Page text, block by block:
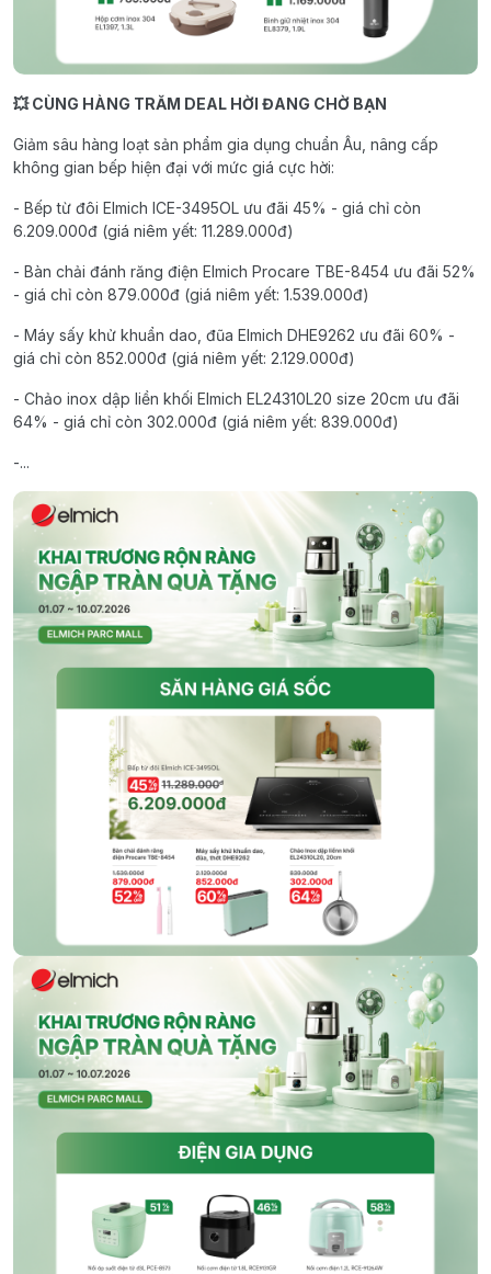
💥 CÙNG HÀNG TRĂM DEAL HỜI ĐANG CHỜ BẠN
Giảm sâu hàng loạt sản phẩm gia dụng chuẩn Âu, nâng cấp
không gian bếp hiện đại với mức giá cực hời:
- Bếp từ đôi Elmich ICE-3495OL ưu đãi 45% - giá chỉ còn
6.209.000đ (giá niêm yết: 11.289.000đ)
- Bàn chải đánh răng điện Elmich Procare TBE-8454 ưu đãi 52%
- giá chỉ còn 879.000đ (giá niêm yết: 1.539.000đ)
- Máy sấy khử khuẩn dao, đũa Elmich DHE9262 ưu đãi 60% -
giá chỉ còn 852.000đ (giá niêm yết: 2.129.000đ)
- Chảo inox dập liền khối Elmich EL24310L20 size 20cm ưu đãi
64% - giá chỉ còn 302.000đ (giá niêm yết: 839.000đ)
-...